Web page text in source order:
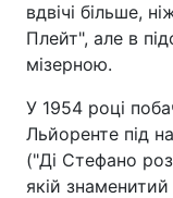
вдвічі більше,
Плейт", але в
мізерною.
У 1954 році
Льйоренте під
("Ді Стефано
якій